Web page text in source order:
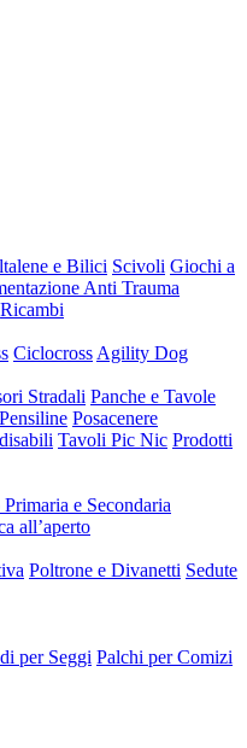
e Bilici Scivoli Giochi a
Anti Trauma
Ricambi
Ciclocross Agility Dog
Stradali Panche e Tavole
Pensiline Posacenere
Tavoli Pic Nic Prodotti
e Secondaria
all’aperto
Poltrone e Divanetti Sedute
per Seggi Palchi per Comizi